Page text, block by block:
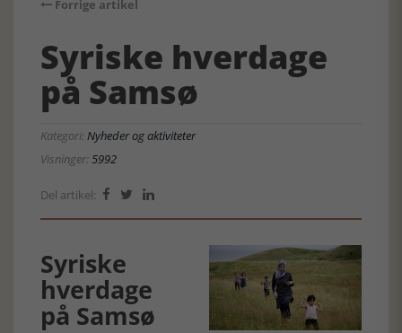
Forrige artikel
Syriske hverdage
på Samsø
Kategori:Nyheder og aktiviteter
Visninger:5992
Del artikel:   
Syriske
hverdage
på Samsø